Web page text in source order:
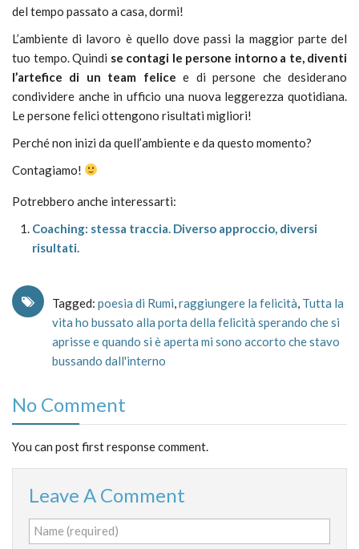
del tempo passato a casa, dormi!
L’ambiente di lavoro è quello dove passi la maggior parte del
tuo tempo. Quindi se contagi le persone intorno a te, diventi
l’artefice di un team felice e di persone che desiderano
condividere anche in ufficio una nuova leggerezza quotidiana.
Le persone felici ottengono risultati migliori!
Perché non inizi da quell’ambiente e da questo momento?
Contagiamo!
Potrebbero anche interessarti:
Coaching: stessa traccia. Diverso approccio, diversi
risultati.
Tagged: poesia di Rumi,raggiungere la felicità, Tutta la
vita ho bussato alla porta della felicità sperando che si
aprisse e quando si è aperta mi sono accorto che stavo
bussando dall'interno
No Comment
You can post first response comment.
Leave A Comment
Name (required)